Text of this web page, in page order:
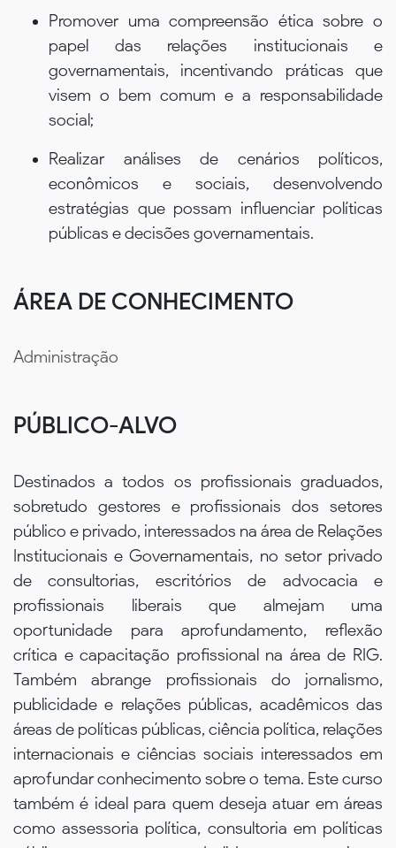
Promover uma compreensão ética sobre o
papel das relações institucionais e
governamentais, incentivando práticas que
visem o bem comum e a responsabilidade
social;
Realizar análises de cenários políticos,
econômicos e sociais, desenvolvendo
estratégias que possam influenciar políticas
públicas e decisões governamentais.
ÁREA DE CONHECIMENTO
Administração
PÚBLICO-ALVO
Destinados a todos os profissionais graduados,
sobretudo gestores e profissionais dos setores
público e privado, interessados na área de Relações
Institucionais e Governamentais, no setor privado
de consultorias, escritórios de advocacia e
profissionais liberais que almejam uma
oportunidade para aprofundamento, reflexão
crítica e capacitação profissional na área de RIG.
Também abrange profissionais do jornalismo,
publicidade e relações públicas, acadêmicos das
áreas de políticas públicas, ciência política, relações
internacionais e ciências sociais interessados em
aprofundar conhecimento sobre o tema. Este curso
também é ideal para quem deseja atuar em áreas
como assessoria política, consultoria em políticas